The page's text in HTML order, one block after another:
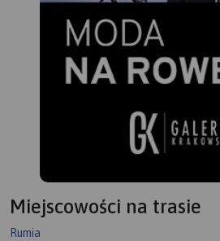
Miejscowości na trasie
Rumia